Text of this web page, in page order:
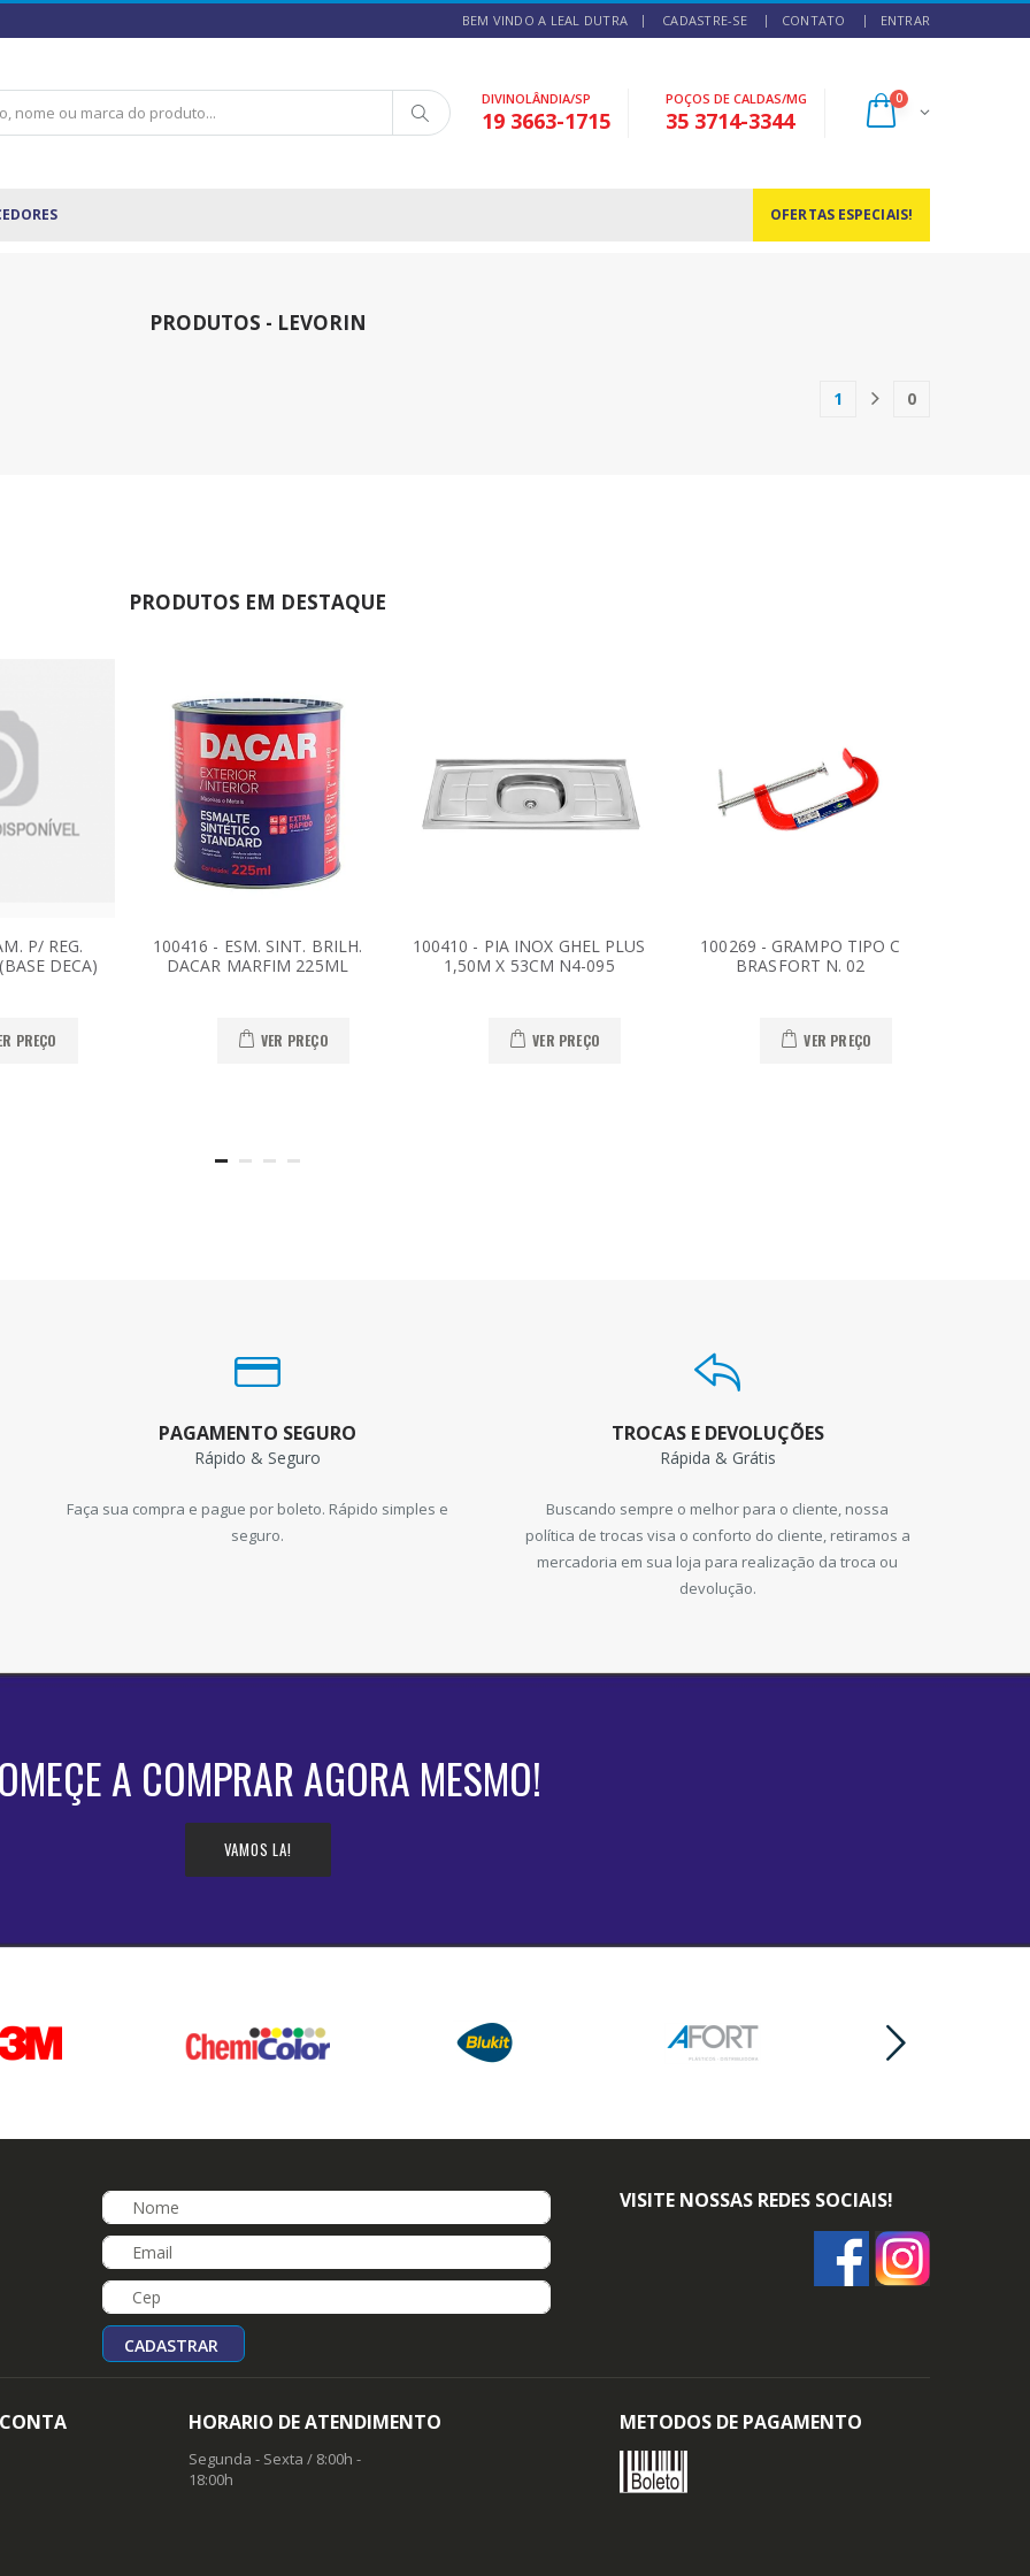
BEM VINDO A LEAL DUTRA CADASTRE-SE CONTATO ENTRAR
DIVINOLÂNDIA/SP
19 3663-1715
POÇOS DE CALDAS/MG
35 3714-3344
0
OFERTAS ESPECIAIS!
PRODUTOS - LEVORIN
1(current)0
PRODUTOS EM DESTAQUE
P/ REG.
DECA)
PREÇO
100416 - ESM. SINT. BRILH.
DACAR MARFIM 225ML
VER PREÇO
100410 - PIA INOX GHEL PLUS
1,50M X 53CM N4-095
VER PREÇO
100269 - GRAMPO TIPO C
BRASFORT N. 02
VER PREÇO
PAGAMENTO SEGURO
Rápido & Seguro
Faça sua compra e pague por boleto. Rápido simples e
seguro.
TROCAS E DEVOLUÇÕES
Rápida & Grátis
Buscando sempre o melhor para o cliente, nossa
política de trocas visa o conforto do cliente, retiramos a
mercadoria em sua loja para realização da troca ou
devolução.
A COMPRAR AGORA MESMO!
VAMOS LA!
CADASTRAR
VISITE NOSSAS REDES SOCIAIS!
HORARIO DE ATENDIMENTO
Segunda - Sexta / 8:00h -
18:00h
METODOS DE PAGAMENTO